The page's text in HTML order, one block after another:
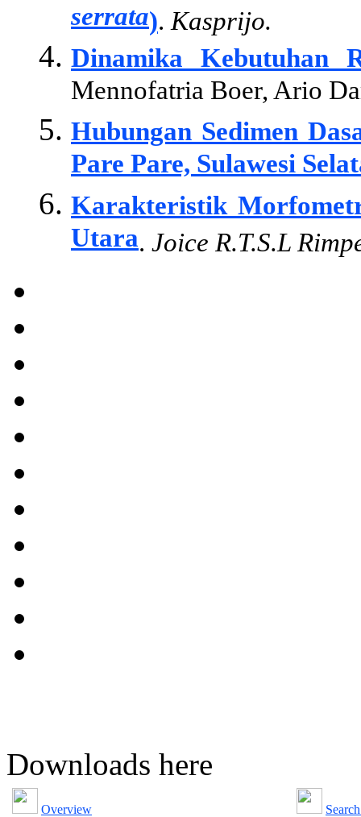
serrata). Kasprijo.
Dinamika Kebutuhan
Mennofatria Boer, Ario
Hubungan Sedimen
Pare Pare, Sulawesi
Karakteristik
Utara. Joice R.T.S.L
Downloads here
Overview